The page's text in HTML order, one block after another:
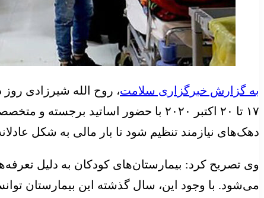
به گزارش خبرگزاری سلامت، روح الله شیرزادی
۱۷ تا ۲۰ اکتبر ۲۰۲۰ با حضور
دهک‌های نیازمند تنظیم شود تا بار مالی به شکل
وی تصریح کرد: بیمارستان‌های کودکان به دلیل